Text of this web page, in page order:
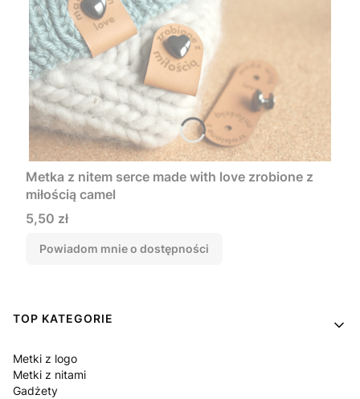
Metka z nitem serce made with love zrobione z
miłością camel
Cena
5,50 zł
Powiadom mnie o dostępności
Linki w stopce
TOP KATEGORIE
Metki z logo
Metki z nitami
Gadżety